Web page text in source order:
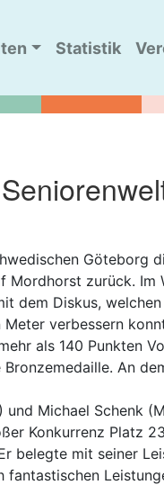
Statistik
Mordhorst zurück.
dem Diskus,
verbessern
als 140 Punkten
An
und Michael Schenk
Konkurrenz Platz
belegte mit seiner
fantastischen